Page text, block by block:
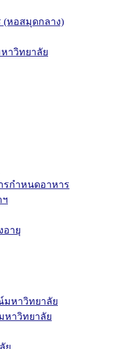
(หอสมุดกลาง)
าวิทยาลัย
กำหนดอาหาร
ฯ
อายุ
มหาวิทยาลัย
หาวิทยาลัย